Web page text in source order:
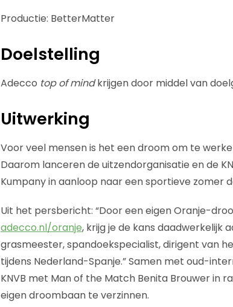
Productie: BetterMatter
Doelstelling
Adecco top of mindkrijgen door middel van
Uitwerking
Voor veel mensen is het een droom om te
Daarom lanceren de uitzendorganisatie en de
Kumpany in aanloop naar een sportieve zomer
Uit het persbericht: “Door een eigen Oranje-
adecco.nl/oranje, krijg je de kans daadwerkelijk
grasmeester, spandoekspecialist, dirigent van
tijdens Nederland-Spanje.” Samen met oud-
KNVB met Man of the Match Benita Brouwer in
eigen droombaan te verzinnen.